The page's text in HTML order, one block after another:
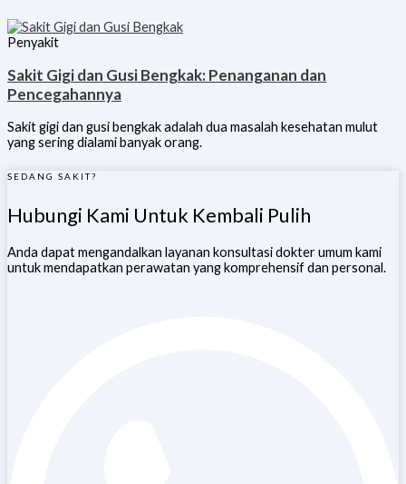
Penyakit
Sakit Gigi dan Gusi Bengkak: Penanganan dan
Pencegahannya
Sakit gigi dan gusi bengkak adalah dua masalah kesehatan mulut
yang sering dialami banyak orang.
SEDANG SAKIT?
Hubungi Kami Untuk Kembali Pulih
Anda dapat mengandalkan layanan konsultasi dokter umum kami
untuk mendapatkan perawatan yang komprehensif dan personal.